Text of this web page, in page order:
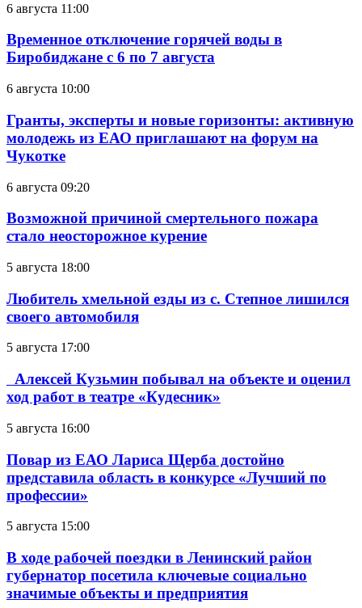
6 августа 11:00
Временное отключение горячей воды в
Биробиджане с 6 по 7 августа
6 августа 10:00
Гранты, эксперты и новые горизонты: активную
молодежь из ЕАО приглашают на форум на
Чукотке
6 августа 09:20
Возможной причиной смертельного пожара
стало неосторожное курение
5 августа 18:00
Любитель хмельной езды из с. Степное лишился
своего автомобиля
5 августа 17:00
Алексей Кузьмин побывал на объекте и оценил
ход работ в театре «Кудесник»
5 августа 16:00
Повар из ЕАО Лариса Щерба достойно
представила область в конкурсе «Лучший по
профессии»
5 августа 15:00
В ходе рабочей поездки в Ленинский район
губернатор посетила ключевые социально
значимые объекты и предприятия